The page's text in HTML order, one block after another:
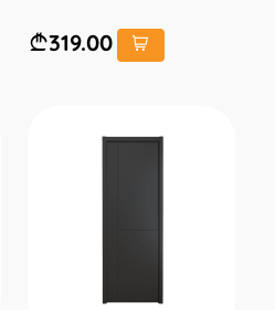
319.00